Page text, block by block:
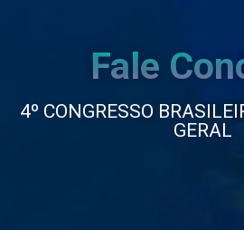
Fale
4º CONGRESSO
GERAL